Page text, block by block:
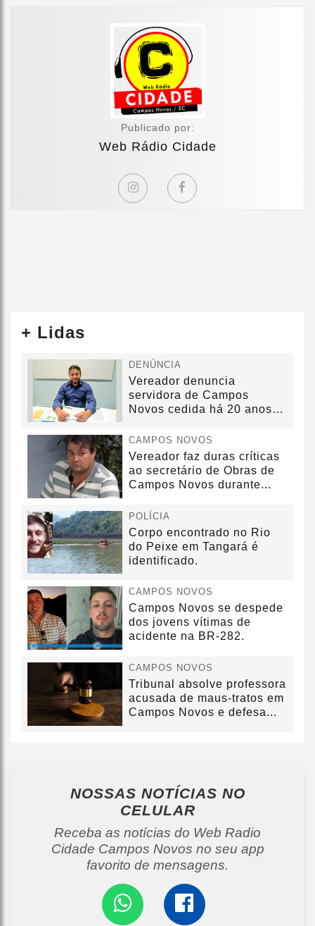
Publicado por:
Web Rádio Cidade
+ Lidas
DENÚNCIA
Vereador denuncia
servidora de Campos
Novos cedida há 20 anos
CAMPOS NOVOS
Vereador faz duras críticas
ao secretário de Obras de
Campos Novos durante...
POLÍCIA
Corpo encontrado no Rio
do Peixe em Tangará é
identificado.
CAMPOS NOVOS
Campos Novos se despede
dos jovens vítimas de
acidente na BR-282.
CAMPOS NOVOS
Tribunal absolve professora
acusada de maus-tratos em
Campos Novos e defesa...
NOSSAS NOTÍCIAS NO
CELULAR
Receba as notícias do Web Radio
Cidade Campos Novos no seu app
favorito de mensagens.